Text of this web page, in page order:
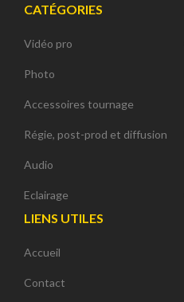
CATÉGORIES
Vidéo pro
Photo
Accessoires tournage
Régie, post-prod et diffusion
Audio
Eclairage
LIENS UTILES
Accueil
Contact